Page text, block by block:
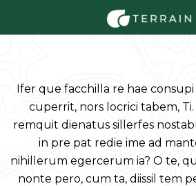
Ifer que facchilla re hae consupi
cuperrit, nors locrici tabem,
remquit dienatus sillerfes
in pre pat redie ime ad
nihillerum egercerum ia? O te,
nonte pero, cum ta, diissil tem